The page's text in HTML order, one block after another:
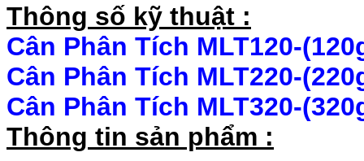
Thông số kỹ thuật :
Cân Phân Tích MLT120-
Cân Phân Tích MLT220-
Cân Phân Tích MLT320-
Thông tin sản phẩm :